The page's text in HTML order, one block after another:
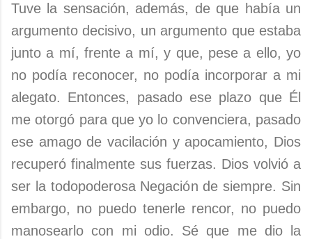
Tuve la sensación, además, de que había un
argumento decisivo, un argumento que estaba
junto a mí, frente a mí, y que, pese a ello, yo
no podía reconocer, no podía incorporar a mi
alegato. Entonces, pasado ese plazo que Él
me otorgó para que yo lo convenciera, pasado
ese amago de vacilación y apocamiento, Dios
recuperó finalmente sus fuerzas. Dios volvió a
ser la todopoderosa Negación de siempre. Sin
embargo, no puedo tenerle rencor, no puedo
manosearlo con mi odio. Sé que me dio la